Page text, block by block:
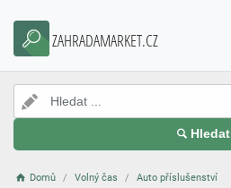
ZAHRADAMARKET.CZ
Hledat
Domů Volný čas Auto příslušenství